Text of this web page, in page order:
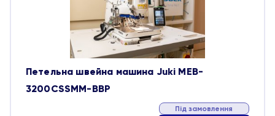
Петельна швейна машина Juki MEB-
3200CSSMM-BBP
Під замовлення